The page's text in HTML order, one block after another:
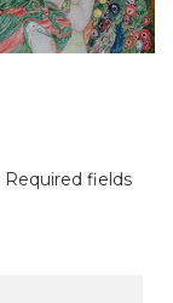
Required fields